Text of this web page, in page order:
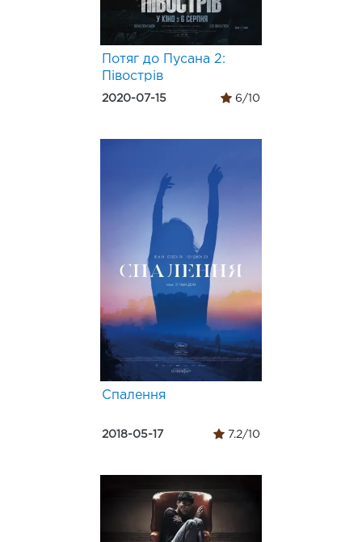
Потяг до Пусана 2:
Півострів
2020-07-15 6/10
Спалення
2018-05-17 7.2/10